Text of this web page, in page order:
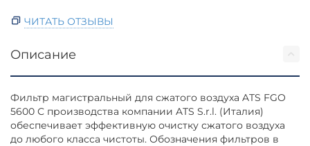
ЧИТАТЬ ОТЗЫВЫ
Описание
Фильтр магистральный для сжатого воздуха ATS FGO
5600 С производства компании ATS S.r.l. (Италия)
обеспечивает эффективную очистку сжатого воздуха
до любого класса чистоты. Обозначения фильтров в